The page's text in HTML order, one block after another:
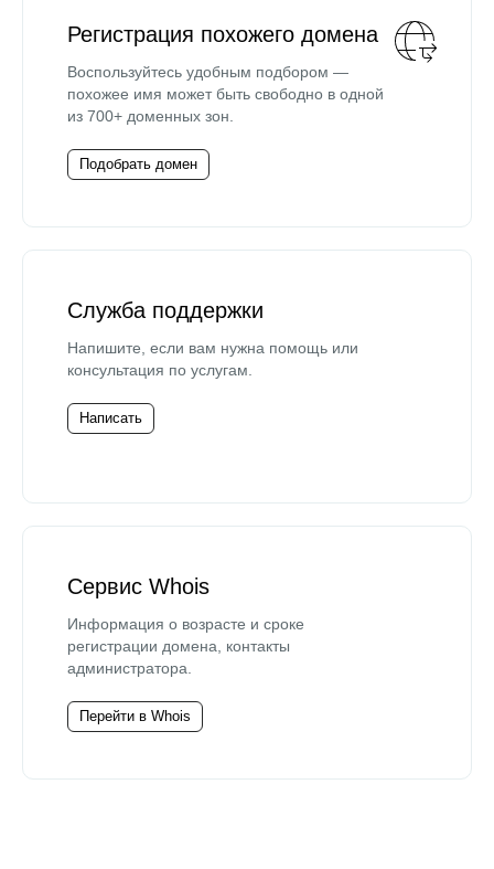
Регистрация похожего домена
Воспользуйтесь удобным подбором —
похожее имя может быть свободно в одной
из 700+ доменных зон.
Подобрать домен
Служба поддержки
Напишите, если вам нужна помощь или
консультация по услугам.
Написать
Сервис Whois
Информация о возрасте и сроке
регистрации домена, контакты
администратора.
Перейти в Whois